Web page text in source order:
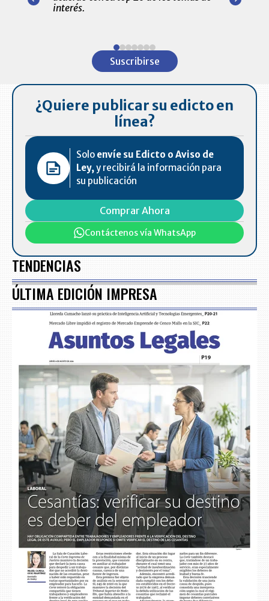
para
interés.
de las
Suscribirse
¿Quiere publicar su edicto en
línea?
Solo envíe su Edicto o Aviso de
Ley,y recibirá la información para
su publicación
Comprar Ahora
Contáctenos vía WhatsApp
TENDENCIAS
ÚLTIMA EDICIÓN IMPRESA